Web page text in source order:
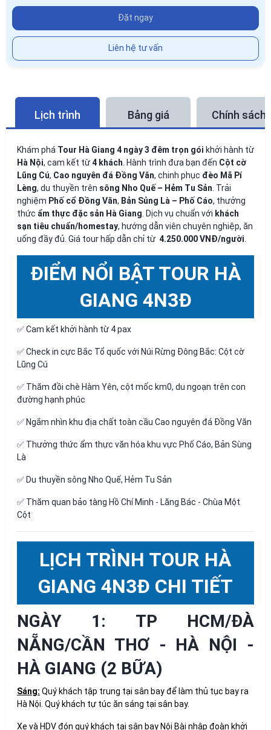
Đặt ngay
Liên hệ tư vấn
Lịch trình Bảng giá Chính sách
Khám phá Tour Hà Giang 4 ngày 3 đêm trọn gói khởi hành từ
Hà Nội, cam kết từ4 khách . Hành trình đưa bạn đến Cột cờ
Lũng Cú, Cao nguyên đá Đồng Văn, chinh phục đèo Mã Pí
Lèng, du thuyền trên sông Nho Quế – Hẻm Tu Sản . Trải
nghiệm Phố cổ Đồng Văn, Bản Sủng Là – Phố Cáo, thưởng
thức ẩm thực đặc sản Hà Giang . Dịch vụ chuẩn với khách
sạn tiêu chuẩn/homestay, hướng dẫn viên chuyên nghiệp, ăn
uống đầy đủ. Giá tour hấp dẫn chỉ từ 4.250.000 VNĐ/người
ĐIỂM NỔI BẬT TOUR HÀ
GIANG 4N3Đ
✅ Cam kết khởi hành từ 4 pax
✅ Check in cực Bắc Tổ quốc với Núi Rừng Đông Bắc: Cột cờ
Lũng Cú
✅ Thăm đồi chè Hàm Yên, cột mốc km0, du ngoạn trên con
đường hạnh phúc
✅ Ngắm nhìn khu địa chất toàn cầu Cao nguyên đá Đồng Văn
✅ Thưởng thức ẩm thực văn hóa khu vực Phố Cáo, Bản Sùng
Là
✅ Du thuyền sông Nho Quế, Hẻm Tu Sản
✅ Thăm quan bảo tàng Hồ Chí Minh - Lăng Bác - Chùa Một
Cột
LỊCH TRÌNH TOUR HÀ
GIANG 4N3Đ CHI TIẾT
NGÀY 1: TP HCM/ĐÀ
NẴNG/CẦN THƠ - HÀ NỘI -
HÀ GIANG (2 BỮA)
Sáng: Quý khách tập trung tại sân bay để làm thủ tục bay ra
Hà Nội. Quý khách tự túc ăn sáng tại sân bay.
Xe và HDV đón quý khách tại sân bay Nội Bài nhập đoàn khởi